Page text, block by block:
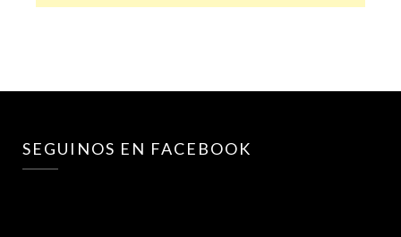
SEGUINOS EN FACEBOOK